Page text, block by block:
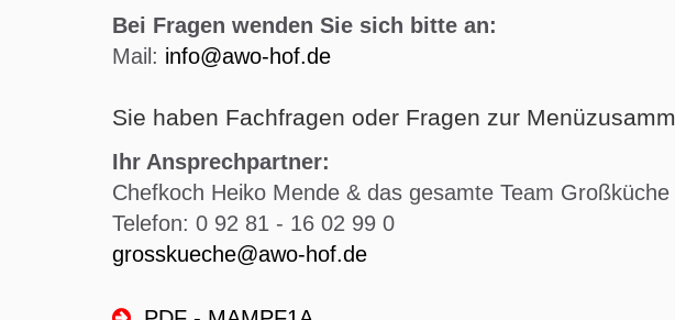
Bei Fragen wenden Sie sich bitte an:
Mail: info@awo-hof.de
Sie haben Fachfragen oder Fragen zur
Ihr Ansprechpartner:
Chefkoch Heiko Mende & das gesamte Team Großküche
Telefon: 0 92 81 - 16 02 99 0
grosskueche@awo-hof.de